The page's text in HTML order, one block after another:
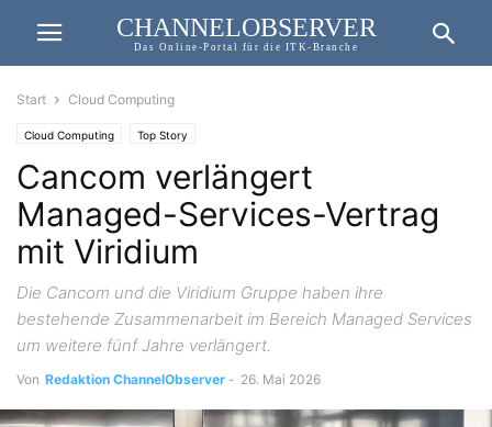
CHANNELOBSERVER
Das Online-Portal für die ITK-Branche
Start Cloud Computing
Cloud Computing Top Story
Cancom verlängert
Managed-Services-Vertrag
mit Viridium
Die Cancom und die Viridium Gruppe haben ihre
bestehende Zusammenarbeit im Bereich Managed Services
um weitere fünf Jahre verlängert.
Von Redaktion ChannelObserver - 26. Mai 2026